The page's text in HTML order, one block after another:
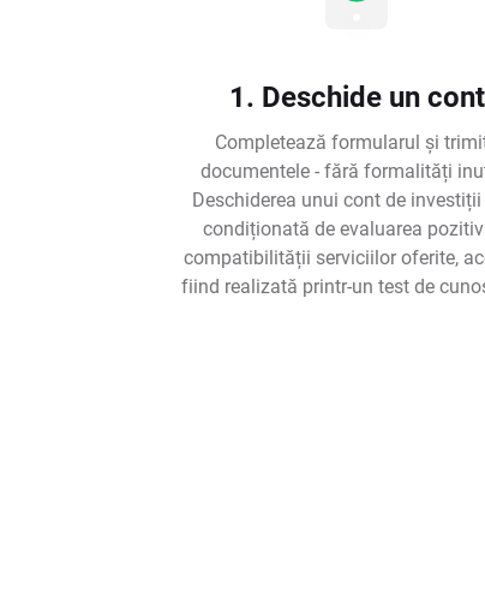
1. Deschide un cont
Completează formularul și
documentele - fără formalități
Deschiderea unui cont de investiții
condiționată de evaluarea
compatibilității serviciilor oferite,
fiind realizată printr-un test de